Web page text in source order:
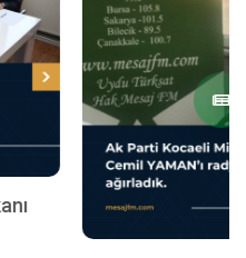
Çayırova